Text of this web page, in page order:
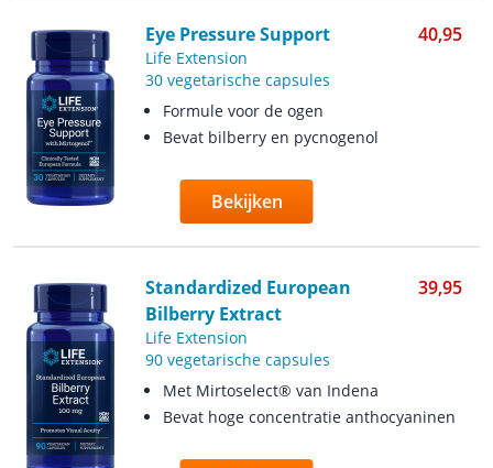
Eye Pressure Support 40,95
Life Extension
30 vegetarische capsules
Formule voor de ogen
Bevat bilberry en pycnogenol
Bekijken
Standardized European
Bilberry Extract
39,95
Life Extension
90 vegetarische capsules
Met Mirtoselect® van Indena
Bevat hoge concentratie anthocyaninen